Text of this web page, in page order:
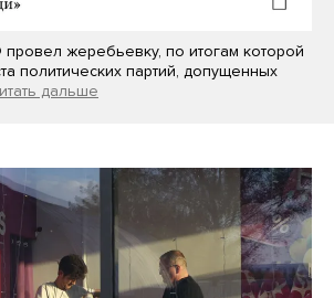
жеребьевку, по итогам которой
политических партий, допущенных
дальше